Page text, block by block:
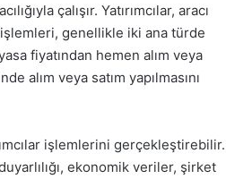
çalışır. Yatırımcılar, aracı
genellikle iki ana türde
fiyatından hemen alım veya
alım veya satım yapılmasını
işlemlerini gerçekleştirebilir.
ekonomik veriler, şirket